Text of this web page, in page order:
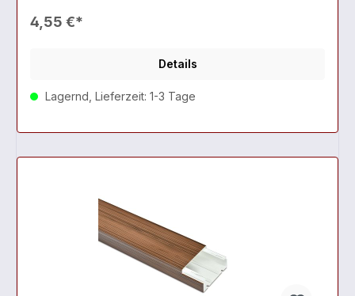
4,55 €*
Details
Lagernd, Lieferzeit: 1-3 Tage